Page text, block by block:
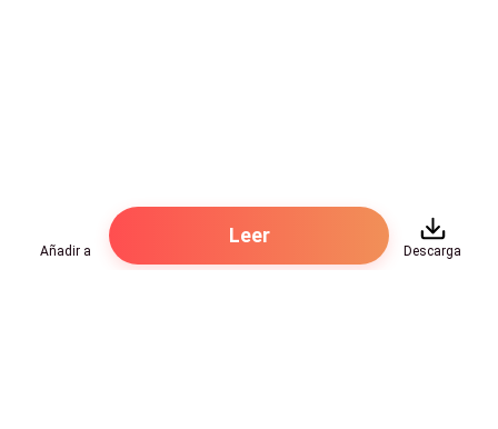
Añadir a
Leer
Descarga